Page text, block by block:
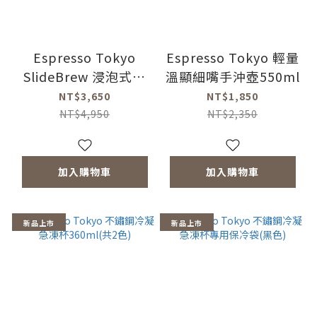
Espresso Tokyo
SlideBrew 浸泡式濾
杯組
NT$3,650
NT$4,950
加入購物車
Espresso Tokyo 輕量
溫顯細嘴手沖壺550ml
NT$1,850
NT$2,350
加入購物車
新品上市 新品上市